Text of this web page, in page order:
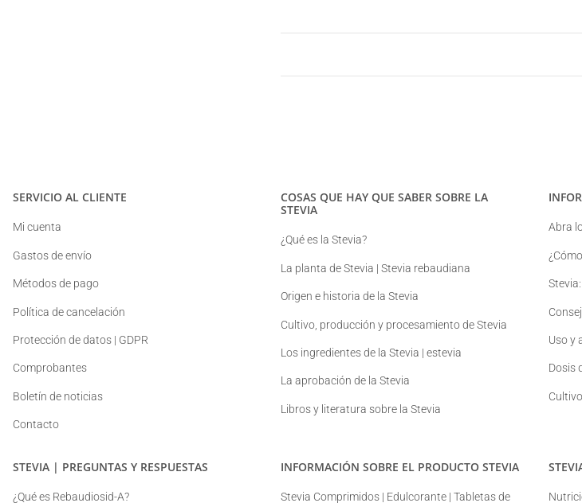
SERVICIO AL CLIENTE
Mi cuenta
Gastos de envío
Métodos de pago
Política de cancelación
Protección de datos | GDPR
Comprobantes
Boletín de noticias
Contacto
COSAS QUE HAY QUE SABER SOBRE LA
STEVIA
¿Qué es la Stevia?
La planta de Stevia | Stevia rebaudiana
Origen e historia de la Stevia
Cultivo, producción y procesamiento de Stevia
Los ingredientes de la Stevia | estevia
La aprobación de la Stevia
Libros y literatura sobre la Stevia
Abra
Uso y
Dosis
STEVIA | PREGUNTAS Y RESPUESTAS
¿Qué es Rebaudiosid-A?
INFORMACIÓN SOBRE EL PRODUCTO STEVIA
Stevia Comprimidos | Edulcorante | Tabletas de